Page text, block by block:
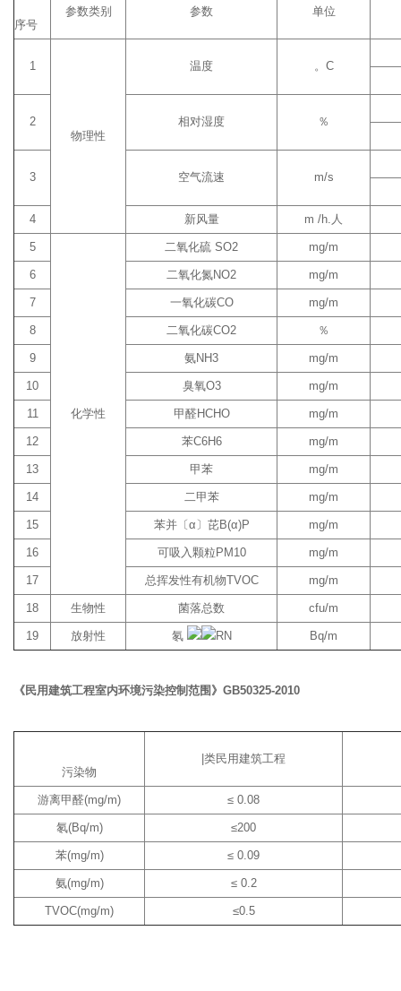
序号
参数类别 参数 单位
1
物理性
温度 。C
2 相对湿度 ％
3 空气流速 m/s
4 新风量 m /h.人
5
化学性
二氧化硫 SO2 mg/m
6 二氧化氮NO2 mg/m
7 一氧化碳CO mg/m
8 二氧化碳CO2 ％
9 氨NH3 mg/m
10 臭氧O3 mg/m
11 甲醛HCHO mg/m
12 苯C6H6 mg/m
13 甲苯 mg/m
14 二甲苯 mg/m
15 苯并〔α〕芘B(α)P mg/m
16 可吸入颗粒PM10 mg/m
17 总挥发性有机物TVOC mg/m
18 生物性 菌落总数 cfu/m
19 放射性 氡 RN Bq/m
《民用建筑工程室内环境污染控制范围》GB50325-2010
污染物
|类民用建筑工程
游离甲醛(mg/m) ≤ 0.08
氡(Bq/m) ≤200
苯(mg/m) ≤ 0.09
氨(mg/m) ≤ 0.2
TVOC(mg/m) ≤0.5